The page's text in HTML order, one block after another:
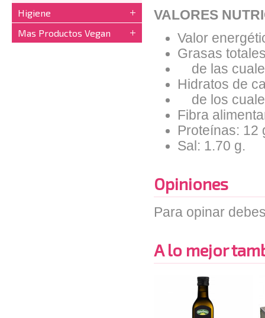
Higiene
Mas Productos Vegan
VALORES
Valor
Grasas
de las
Hidratos de
de los
Fibra
Proteínas: 12
Sal: 1.70 g.
Opiniones
Para opinar
A lo mejor